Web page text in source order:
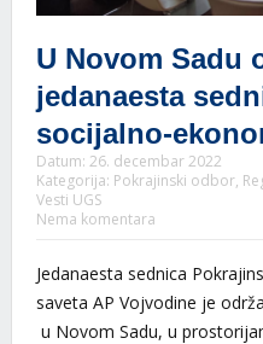
U Novom Sadu
jedanaesta
socijalno-
Datum: 26. decembar 2022
Kategorija: Pokrajinski odbor,
Vesti UGS
Nema komentara
Jedanaesta sednica
saveta AP Vojvodine je
u Novom Sadu, u